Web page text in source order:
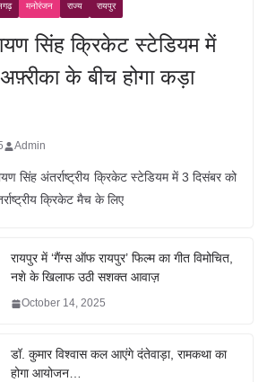
मनोरंजन राज्य रायपुर
सिंह क्रिकेट स्टेडियम में
के बीच होगा कड़ा
Admin
सिंह अंतर्राष्ट्रीय क्रिकेट स्टेडियम में 3 दिसंबर को
क्रिकेट मैच के लिए
रायपुर में ‘गैंग्स ऑफ रायपुर’ फिल्म का गीत विमोचित,
नशे के खिलाफ उठी सशक्त आवाज़
October 14, 2025
डॉ. कुमार विश्वास कल आएंगे दंतेवाड़ा, रामकथा का
होगा आयोजन…